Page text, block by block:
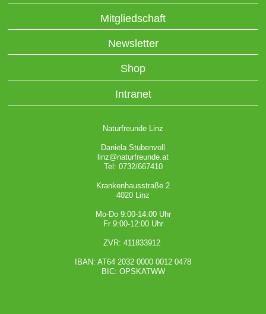
Mitgliedschaft
Newsletter
Shop
Intranet
Naturfreunde Linz
Daniela Stubenvoll
linz@naturfreunde.at
Tel: 0732/667410
Krankenhausstraße 2
4020 Linz
Mo-Do 9:00-14:00 Uhr
Fr 9:00-12:00 Uhr
ZVR: 411833912
IBAN: AT64 2032 0000 0012 0478
BIC: OPSKATWW